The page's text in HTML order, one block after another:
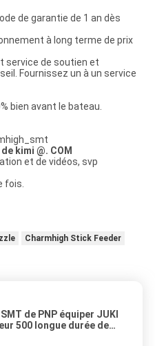
de garantie de 1 an dès
à long terme de prix
service de soutien et
Fournissez un à un service
bien avant le bateau.
kimi @. COM
et de vidéos, svp
fois.
Charmhigh Stick Feeder
de PNP équiper JUKI
500 longue durée de